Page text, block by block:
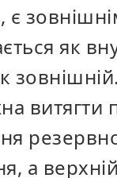
як
витягти
а